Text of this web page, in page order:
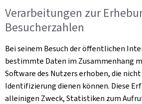
Verarbeitungen zur
Besucherzahlen
Bei seinem Besuch der öffentlichen
bestimmte Daten im Zusammenhang
Software des Nutzers erhoben, die
Identifizierung dienen können. Diese
alleinigen Zweck, Statistiken zum